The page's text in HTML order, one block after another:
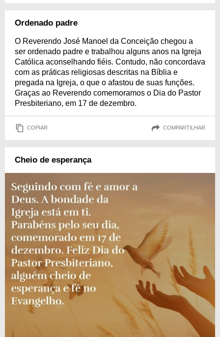
Ordenado padre
O Reverendo José Manoel da Conceição chegou a
ser ordenado padre e trabalhou alguns anos na Igreja
Católica aconselhando fiéis. Contudo, não concordava
com as práticas religiosas descritas na Bíblia e
pregada na Igreja, o que o afastou de suas funções.
Graças ao Reverendo comemoramos o Dia do Pastor
Presbiteriano, em 17 de dezembro.
COPIAR COMPARTILHAR
Cheio de esperança